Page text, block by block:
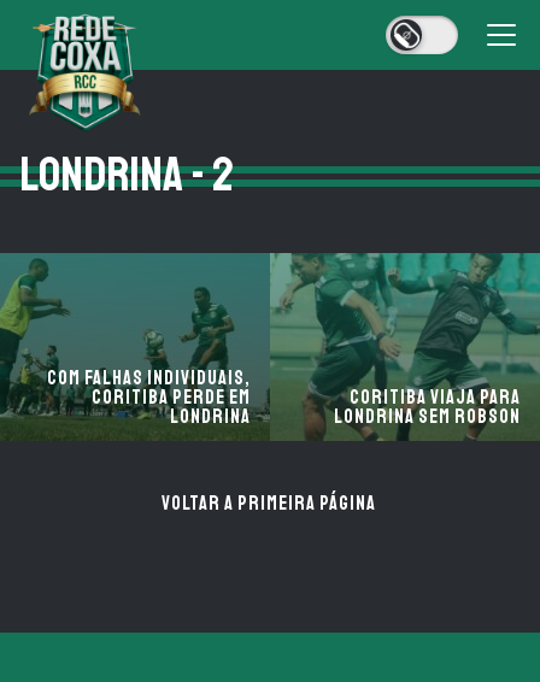
LONDRINA - 2
Com falhas individuais,
Coritiba perde em
Londrina
Coritiba viaja para
Londrina sem Robson
VOLTAR A PRIMEIRA PÁGINA